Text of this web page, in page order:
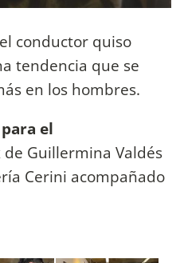
conductor quiso
tendencia que se
en los hombres.
el
de Guillermina Valdés
Cerini acompañado